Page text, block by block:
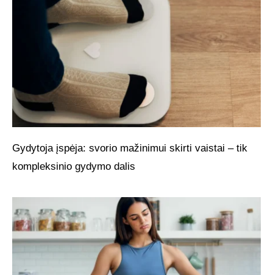
Gydytoja įspėja: svorio mažinimui skirti vaistai – tik
kompleksinio gydymo dalis